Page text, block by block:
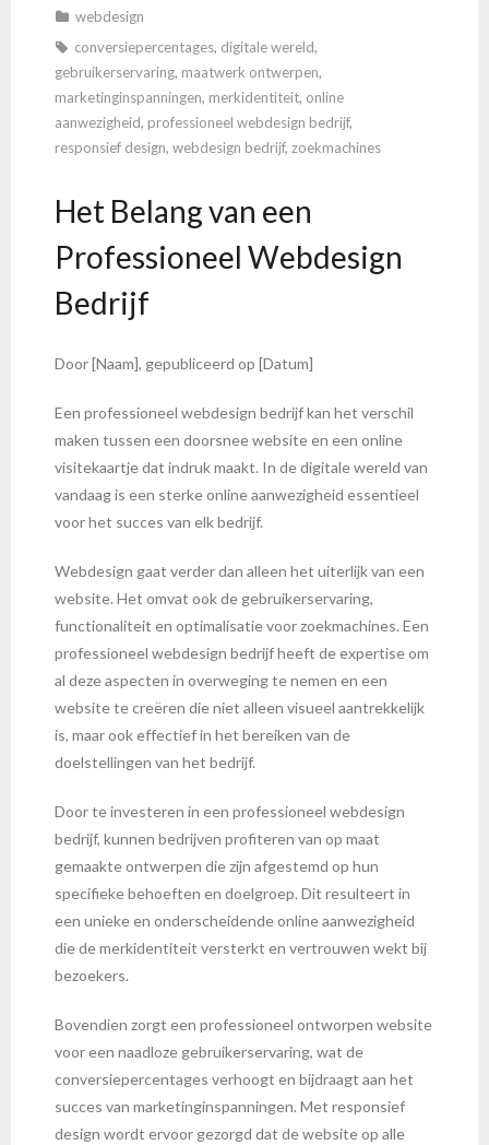
webdesign
conversiepercentages, digitale wereld,
gebruikerservaring, maatwerk ontwerpen,
marketinginspanningen, merkidentiteit, online
aanwezigheid, professioneel webdesign bedrijf,
responsief design, webdesign bedrijf, zoekmachines
Het Belang van een
Professioneel Webdesign
Bedrijf
Door [Naam], gepubliceerd op [Datum]
Een professioneel webdesign bedrijf kan het verschil
maken tussen een doorsnee website en een online
visitekaartje dat indruk maakt. In de digitale wereld van
vandaag is een sterke online aanwezigheid essentieel
voor het succes van elk bedrijf.
Webdesign gaat verder dan alleen het uiterlijk van een
website. Het omvat ook de gebruikerservaring,
functionaliteit en optimalisatie voor zoekmachines. Een
professioneel webdesign bedrijf heeft de expertise om
al deze aspecten in overweging te nemen en een
website te creëren die niet alleen visueel aantrekkelijk
is, maar ook effectief in het bereiken van de
doelstellingen van het bedrijf.
Door te investeren in een professioneel webdesign
bedrijf, kunnen bedrijven profiteren van op maat
gemaakte ontwerpen die zijn afgestemd op hun
specifieke behoeften en doelgroep. Dit resulteert in
een unieke en onderscheidende online aanwezigheid
die de merkidentiteit versterkt en vertrouwen wekt bij
bezoekers.
Bovendien zorgt een professioneel ontworpen website
voor een naadloze gebruikerservaring, wat de
conversiepercentages verhoogt en bijdraagt aan het
succes van marketinginspanningen. Met responsief
design wordt ervoor gezorgd dat de website op alle